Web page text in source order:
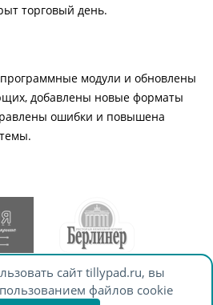
торговый день.
модули и обновлены
добавлены новые форматы
ошибки и повышена
2008—2026
сайт tillypad.ru, вы
файлов cookie